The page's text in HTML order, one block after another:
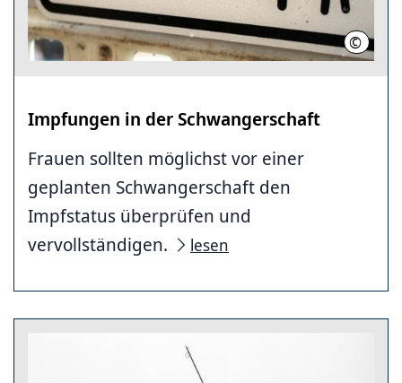
©
Impfungen in der Schwangerschaft
Frauen sollten möglichst vor einer
geplanten Schwangerschaft den
Impfstatus überprüfen und
vervollständigen.
lesen